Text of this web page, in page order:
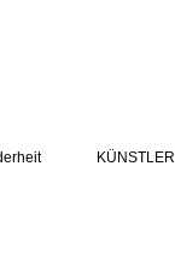
KÜNSTLER